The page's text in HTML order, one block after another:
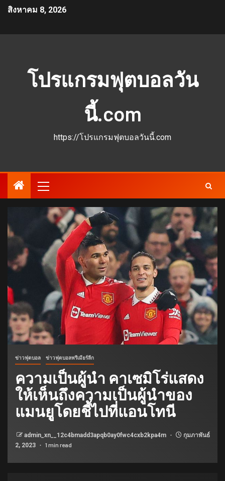
สิงหาคม 8, 2026
โปรแกรมฟุตบอลวัน
นี้.com
https://โปรแกรมฟุตบอลวันนี้.com
ข่าวฟุตบอล ข่าวฟุตบอลพรีเมียร์ลีก
ความเป็นผู้นำ คาเซมิโร่แสดง
ให้เห็นถึงความเป็นผู้นำของ
แมนยูโดยชี้ไปที่แอนโทนี
admin_xn__12c4bmadd3apqb0ay0fwc4cxb2kpa4m
กุมภาพันธ์
2, 2023
1 min read